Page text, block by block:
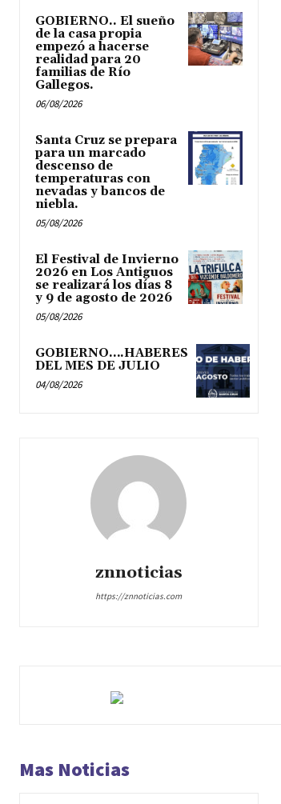
GOBIERNO.. El sueño
de la casa propia
empezó a hacerse
realidad para 20
familias de Río
Gallegos.
06/08/2026
Santa Cruz se prepara
para un marcado
descenso de
temperaturas con
nevadas y bancos de
niebla.
05/08/2026
El Festival de Invierno
2026 en Los Antiguos
se realizará los días 8
y 9 de agosto de 2026
05/08/2026
GOBIERNO….HABERES
DEL MES DE JULIO
04/08/2026
znnoticias
https://znnoticias.com
Mas Noticias